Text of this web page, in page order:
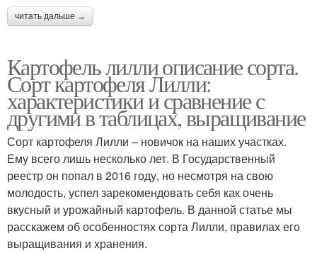
читать дальше →
Картофель лилли описание сорта.
Сорт картофеля Лилли:
характеристики и сравнение с
другими в таблицах, выращивание
Сорт картофеля Лилли – новичок на наших участках.
Ему всего лишь несколько лет. В Государственный
реестр он попал в 2016 году, но несмотря на свою
молодость, успел зарекомендовать себя как очень
вкусный и урожайный картофель. В данной статье мы
расскажем об особенностях сорта Лилли, правилах его
выращивания и хранения.